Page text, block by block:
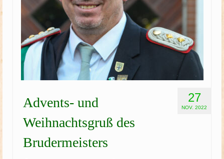
27
NOV. 2022
Advents- und
Weihnachtsgruß des
Brudermeisters